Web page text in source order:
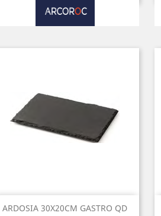
ARDOSIA 30X20CM GASTRO QD
Vista rápida